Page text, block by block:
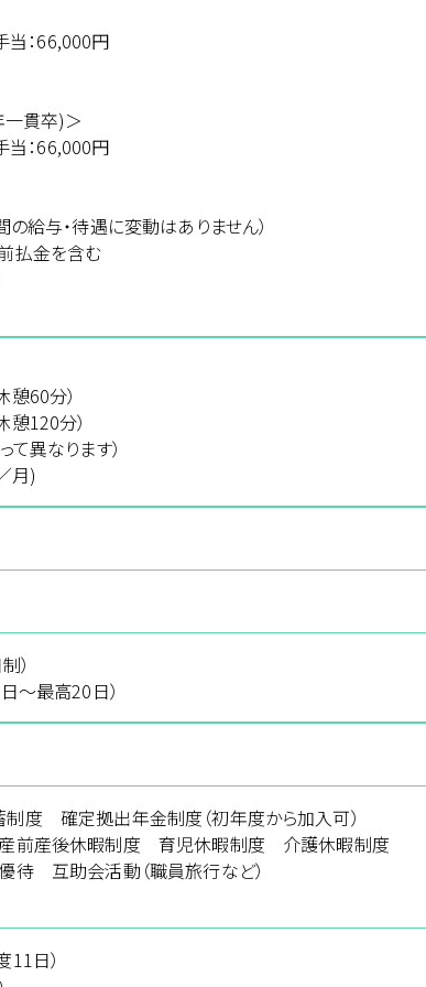
：66,000円
一貫卒)＞
：66,000円
給与・待遇に変動はありません）
払金を含む
60分）
憩120分）
て異なります）
月)
）
～最高20日）
度 確定拠出年金制度（初年度から加入可）
前産後休暇制度 育児休暇制度 介護休暇制度
待 互助会活動（職員旅行など）
日）